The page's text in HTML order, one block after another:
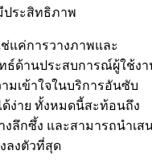
ประสิทธิภาพ
ช่แค่การวางภาพและ
ธ์ด้านประสบการณ์ผู้ใช้ง
มเข้าใจในบริการอันซับ
ด้ง่าย ทั้งหมดนี้สะท้อนถึง
ลึกซึ้ง และสามารถนำเส
ลงตัวที่สุด